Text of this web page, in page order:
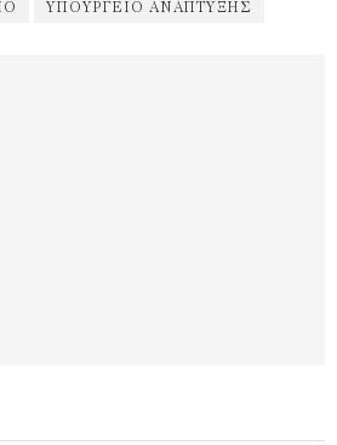
ΥΠΟΥΡΓΕΊΟ ΑΝΆΠΤΥΞΗΣ